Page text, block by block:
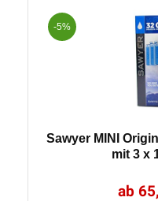
-5%
Sawyer MINI
mit 3 x